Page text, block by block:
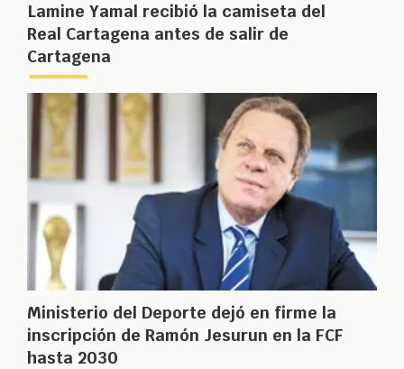
Lamine Yamal recibió la camiseta del
Real Cartagena antes de salir de
Cartagena
Ministerio del Deporte dejó en firme la
inscripción de Ramón Jesurun en la FCF
hasta 2030